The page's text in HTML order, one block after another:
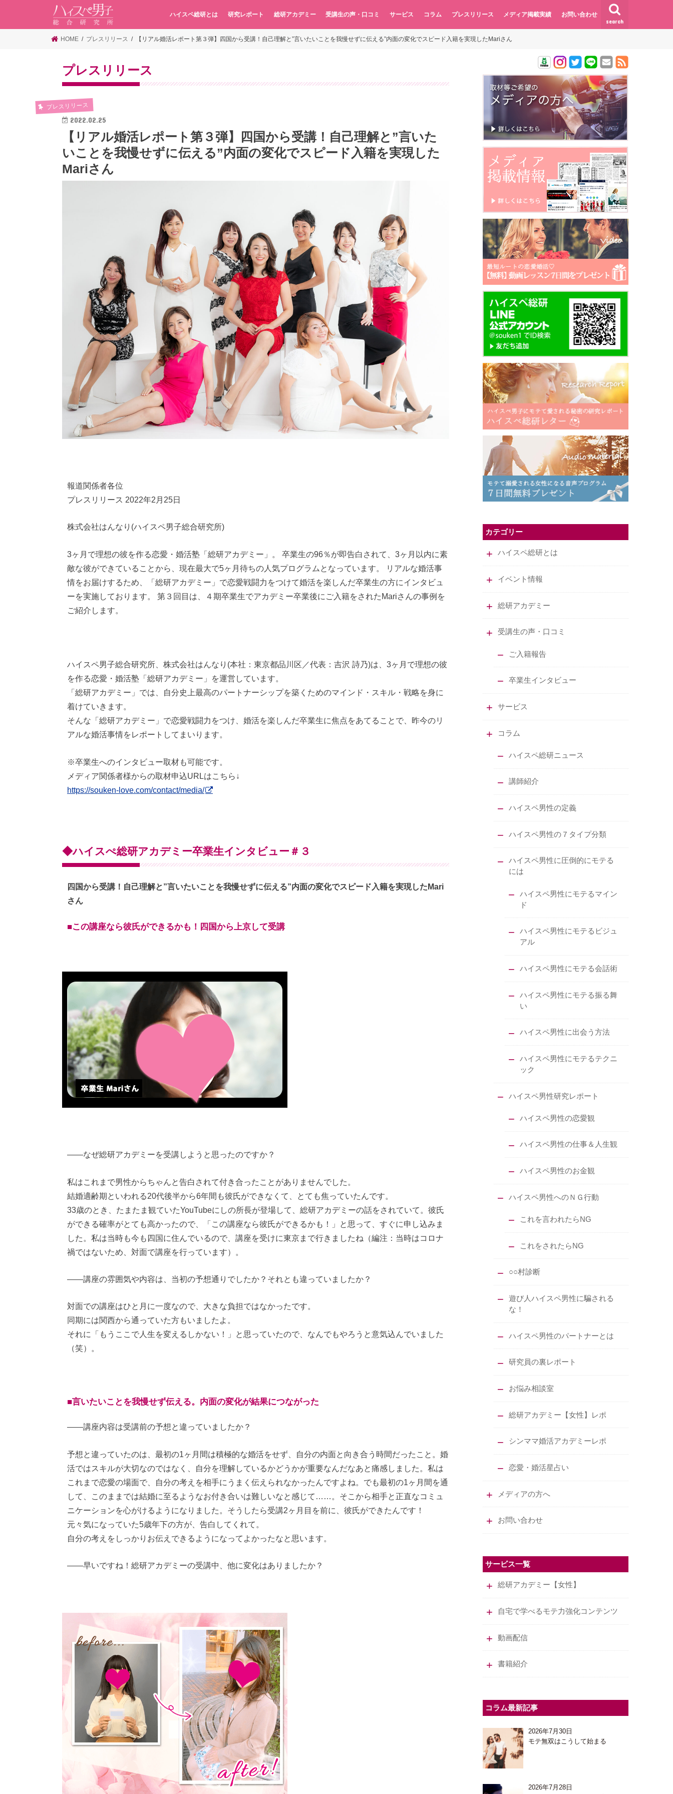
search
ハイスペ総研とは 研究レポート 総研アカデミー 受講生の声・口コミ サービス コラム プレスリリース メディア掲載実績 お問い合わせ
HOME プレスリリース 【リアル婚活レポート第３弾】四国から受講！自己理解と”言いたいことを我慢せずに伝える”内面の変化でスピード入籍を実現したMariさん
プレスリリース
プレスリリース
2022.02.25
【リアル婚活レポート第３弾】四国から受講！自己理解と”言いた
いことを我慢せずに伝える”内面の変化でスピード入籍を実現した
Mariさん
報道関係者各位
プレスリリース 2022年2月25日
株式会社はんなり(ハイスペ男子総合研究所)
3ヶ月で理想の彼を作る恋愛・婚活塾「総研アカデミー」。 卒業生の96％が即告白されて、3ヶ月以内に素
敵な彼ができていることから、現在最大で5ヶ月待ちの人気プログラムとなっています。 リアルな婚活事
情をお届けするため、「総研アカデミー」で恋愛戦闘力をつけて婚活を楽しんだ卒業生の方にインタビュ
ーを実施しております。 第３回目は、４期卒業生でアカデミー卒業後にご入籍をされたMariさんの事例を
ご紹介します。
ハイスペ男子総合研究所、株式会社はんなり(本社：東京都品川区／代表：吉沢 詩乃)は、3ヶ月で理想の彼
を作る恋愛・婚活塾「総研アカデミー」を運営しています。
「総研アカデミー」では、自分史上最高のパートナーシップを築くためのマインド・スキル・戦略を身に
着けていきます。
そんな「総研アカデミー」で恋愛戦闘力をつけ、婚活を楽しんだ卒業生に焦点をあてることで、昨今のリ
アルな婚活事情をレポートしてまいります。
※卒業生へのインタビュー取材も可能です。
メディア関係者様からの取材申込URLはこちら↓
https://souken-love.com/contact/media/
◆ハイスぺ総研アカデミー卒業生インタビュー＃３
四国から受講！自己理解と”言いたいことを我慢せずに伝える”内面の変化でスピード入籍を実現したMari
さん
■この講座なら彼氏ができるかも！四国から上京して受講
——なぜ総研アカデミーを受講しようと思ったのですか？
私はこれまで男性からちゃんと告白されて付き合ったことがありませんでした。
結婚適齢期といわれる20代後半から6年間も彼氏ができなくて、とても焦っていたんです。
33歳のとき、たまたま観ていたYouTubeにしの所長が登場して、総研アカデミーの話をされていて。彼氏
ができる確率がとても高かったので、「この講座なら彼氏ができるかも！」と思って、すぐに申し込みま
した。私は当時も今も四国に住んでいるので、講座を受けに東京まで行きましたね（編注：当時はコロナ
禍ではないため、対面で講座を行っています）。
——講座の雰囲気や内容は、当初の予想通りでしたか？それとも違っていましたか？
対面での講座はひと月に一度なので、大きな負担ではなかったです。
同期には関西から通っていた方もいましたよ。
それに「もうここで人生を変えるしかない！」と思っていたので、なんでもやろうと意気込んでいました
（笑）。
■言いたいことを我慢せず伝える。内面の変化が結果につながった
——講座内容は受講前の予想と違っていましたか？
予想と違っていたのは、最初の1ヶ月間は積極的な婚活をせず、自分の内面と向き合う時間だったこと。婚
活ではスキルが大切なのではなく、自分を理解しているかどうかが重要なんだなあと痛感しました。私は
これまで恋愛の場面で、自分の考えを相手にうまく伝えられなかったんですよね。でも最初の1ヶ月間を通
して、このままでは結婚に至るようなお付き合いは難しいなと感じて……。そこから相手と正直なコミュ
ニケーションを心がけるようになりました。そうしたら受講2ヶ月目を前に、彼氏ができたんです！
元々気になっていた5歳年下の方が、告白してくれて。
自分の考えをしっかりお伝えできるようになってよかったなと思います。
——早いですね！総研アカデミーの受講中、他に変化はありましたか？
カテゴリー
ハイスペ総研とは
イベント情報
総研アカデミー
受講生の声・口コミ
ご入籍報告
卒業生インタビュー
サービス
コラム
ハイスペ総研ニュース
講師紹介
ハイスペ男性の定義
ハイスペ男性の７タイプ分類
ハイスペ男性に圧倒的にモテる
には
ハイスペ男性にモテるマイン
ド
ハイスペ男性にモテるビジュ
アル
ハイスペ男性にモテる会話術
ハイスペ男性にモテる振る舞
い
ハイスペ男性に出会う方法
ハイスペ男性にモテるテクニ
ック
ハイスペ男性研究レポート
ハイスペ男性の恋愛観
ハイスペ男性の仕事＆人生観
ハイスペ男性のお金観
ハイスペ男性へのＮＧ行動
これを言われたらNG
これをされたらNG
○○村診断
遊び人ハイスペ男性に騙される
な！
ハイスペ男性のパートナーとは
研究員の裏レポート
お悩み相談室
総研アカデミー【女性】レポ
シンママ婚活アカデミーレポ
恋愛・婚活星占い
メディアの方へ
お問い合わせ
サービス一覧
総研アカデミー【女性】
自宅で学べるモテ力強化コンテンツ
動画配信
書籍紹介
コラム最新記事
2026年7月30日
モテ無双はこうして始まる
2026年7月28日